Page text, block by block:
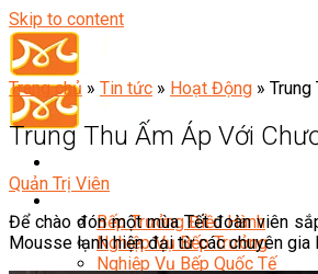
Skip to content
Bếp Trưởng Điều Hành
Nghiệp Vụ Bếp Trưởng
Nghiệp Vụ Bếp Quốc Tế
Trang chủ » Tin tức » Hoạt Động » Trung
Trung Thu Ấm Áp Với
Quản Trị Viên
Để chào đón một mùa Tết đoàn viên
Mousse lạnh hiện đại từ các chuyên